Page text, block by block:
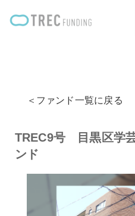
＜ファンド一覧に戻る
TREC9号 目黒区学
ンド